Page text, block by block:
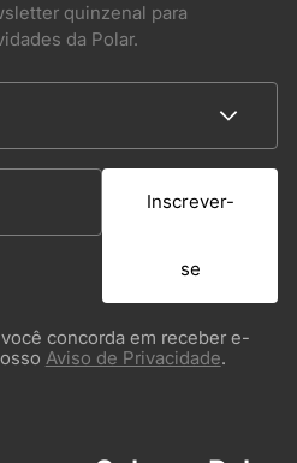
quinzenal para
da Polar.
Inscrever-
se
concorda em receber e-
Aviso de Privacidade.